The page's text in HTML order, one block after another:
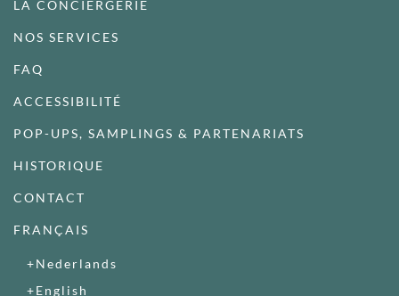
LA CONCIERGERIE
NOS SERVICES
FAQ
ACCESSIBILITÉ
POP-UPS, SAMPLINGS & PARTENARIATS
HISTORIQUE
CONTACT
FRANÇAIS
Nederlands
English